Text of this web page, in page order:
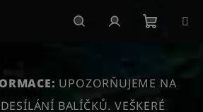
košík
UPOZORŇUJEME NA
BALÍČKŮ. VEŠKERÉ